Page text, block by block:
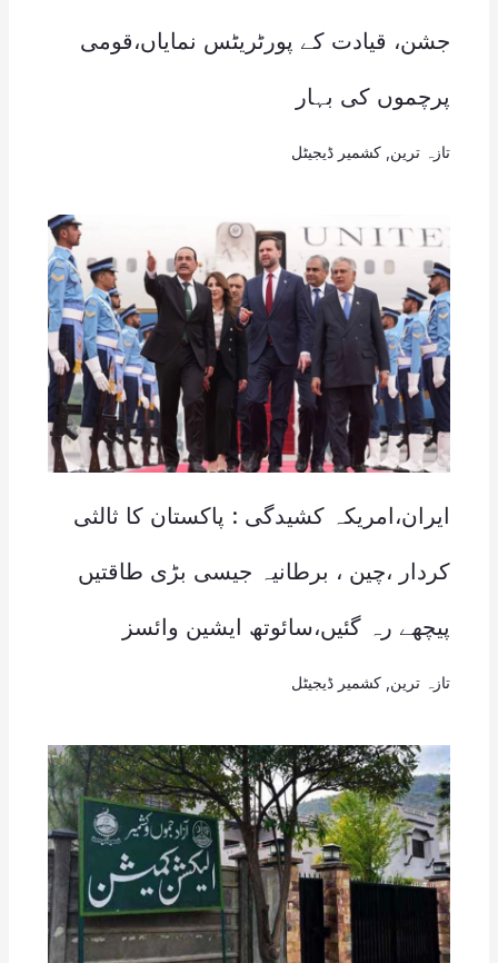
جشن، قیادت کے پورٹریٹس نمایاں،قومی
پرچموں کی بہار
تازہ ترین کشمیر ڈیجیٹل
ایران،امریکہ کشیدگی : پاکستان کا ثالثی
کردار ،چین ، برطانیہ جیسی بڑی طاقتیں
پیچھے رہ گئیں،سائوتھ ایشین وائسز
تازہ ترین کشمیر ڈیجیٹل